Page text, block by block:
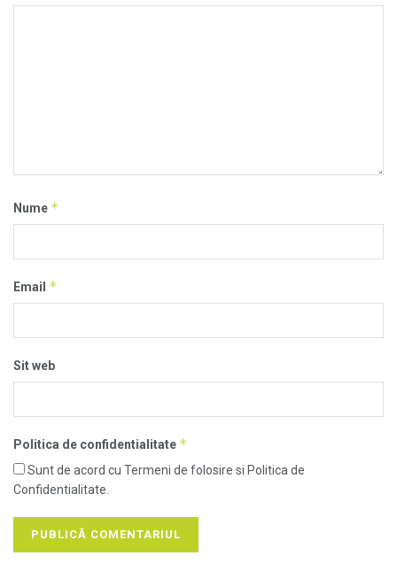
Nume *
Email *
Sit web
Politica de confidentialitate *
Sunt de acord cu Termeni de folosire si Politica de
Confidentialitate.